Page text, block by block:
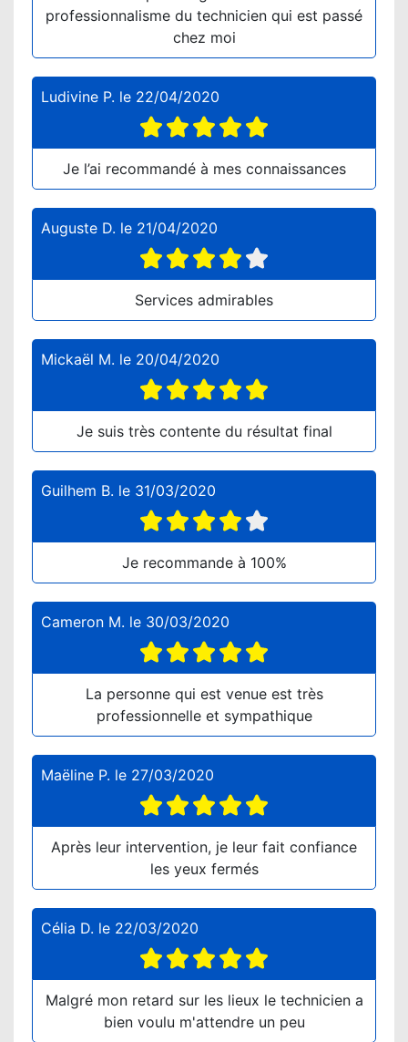
professionnalisme du technicien qui est passé
chez moi
Ludivine P. le 22/04/2020
Je l’ai recommandé à mes connaissances
Auguste D. le 21/04/2020
Services admirables
Mickaël M. le 20/04/2020
Je suis très contente du résultat final
Guilhem B. le 31/03/2020
Je recommande à 100%
Cameron M. le 30/03/2020
La personne qui est venue est très
professionnelle et sympathique
Maëline P. le 27/03/2020
Après leur intervention, je leur fait confiance
les yeux fermés
Célia D. le 22/03/2020
Malgré mon retard sur les lieux le technicien a
bien voulu m'attendre un peu